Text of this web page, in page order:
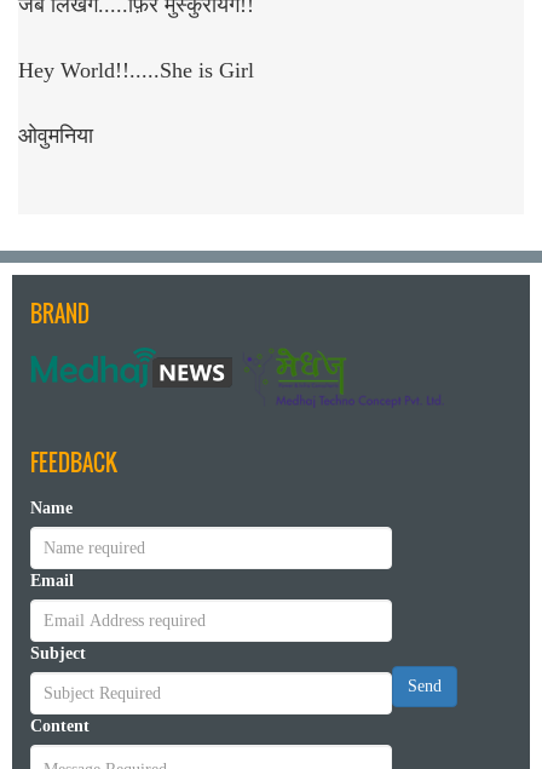
जब लिखेंगे.....फ़िर मुस्कुरायेंगे!!
Hey World!!.....She is Girl
ओवुमनिया
BRAND
FEEDBACK
Name
Email
Subject
Content
Send